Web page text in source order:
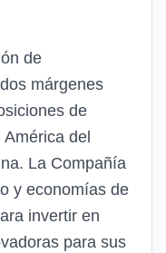
de
márgenes
de
del
La Compañía
y economías de
invertir en
para sus